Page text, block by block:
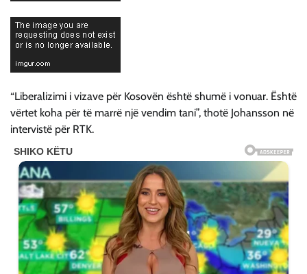
“Liberalizimi i vizave për Kosovën është shumë i vonuar. Është
vërtet koha për të marrë një vendim tani”, thotë Johansson në
intervistë për RTK.